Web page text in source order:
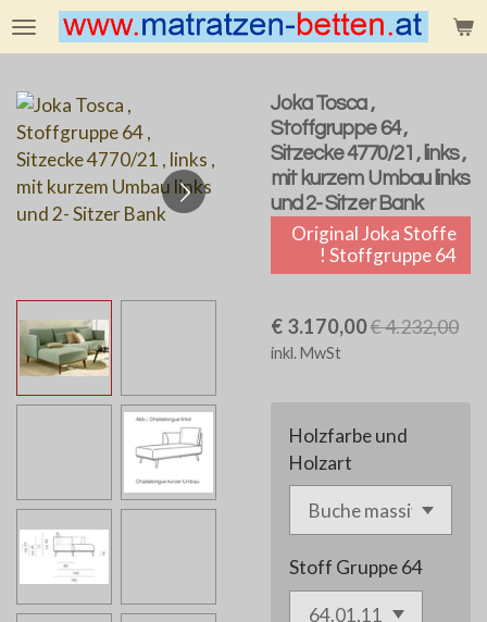
Zum
Hauptinhalt
Joka Tosca ,
Stoffgruppe 64 ,
Sitzecke 4770/21 , links ,
mit kurzem Umbau links
und 2- Sitzer Bank
Original Joka Stoffe
! Stoffgruppe 64
€ 3.170,00€ 4.232,00
inkl. MwSt
Holzfarbe und
Holzart
Stoff Gruppe 64